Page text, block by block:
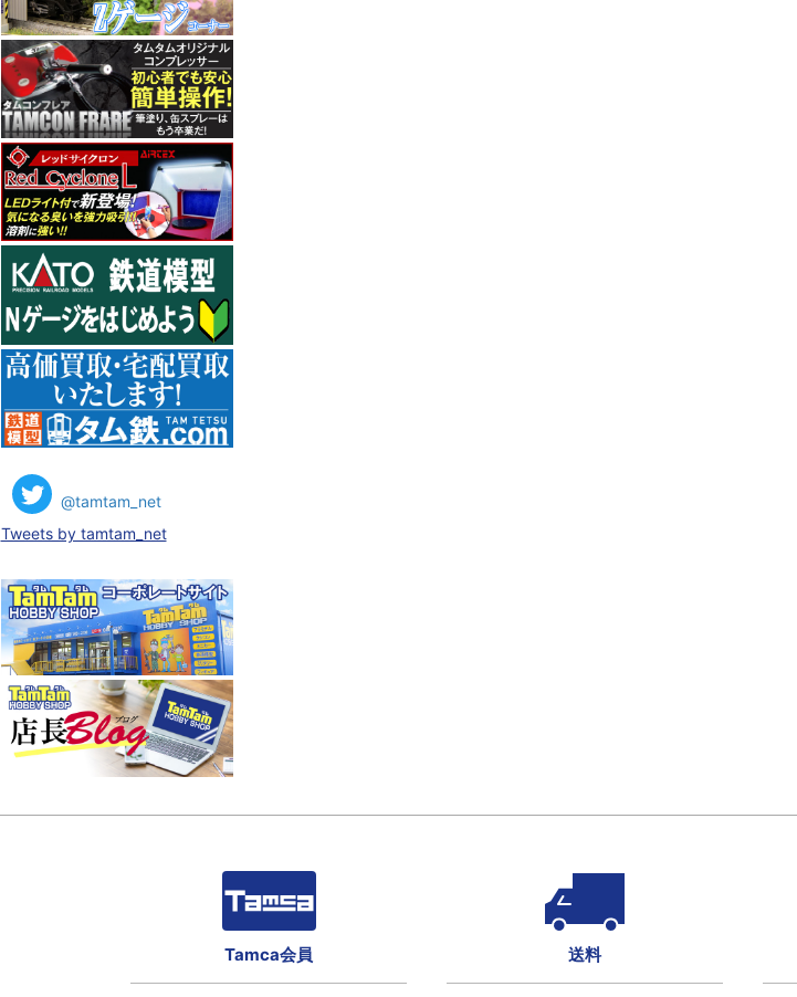
@tamtam_net
Tweets by tamtam_net
Tamca会員 送料